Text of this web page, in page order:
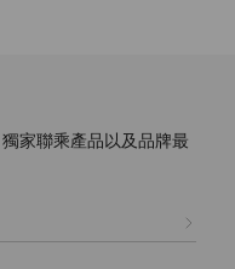
家聯乘產品以及品牌最